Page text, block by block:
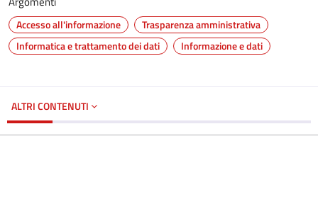
Accesso all'informazione
Trasparenza amministrativa
Informatica e trattamento dei dati
Informazione e dati
ALTRI CONTENUTI